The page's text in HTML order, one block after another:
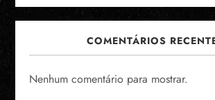
COMENTÁRIOS
Nenhum comentário para mostrar.